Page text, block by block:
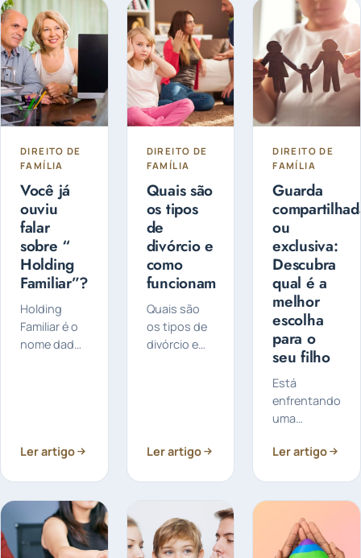
DIREITO DE
FAMÍLIA
Você já
ouviu
falar
sobre “
Holding
Familiar”?
Holding
Familiar é o
nome dado
para
administrá-
lo, de forma
a fazer o
planejamento
Ler artigo
DIREITO DE
FAMÍLIA
Quais são
os tipos
de
divórcio e
como
funcionam
Quais são
os tipos de
divórcio e
forma
extrajudicial
Ler artigo
DIREITO DE
FAMÍLIA
Guarda
ou
exclusiva:
Descubra
qual é a
melhor
escolha
para o
seu filho
Está
enfrentando
uma
preocupado
Entenda as
diferenças
Ler artigo